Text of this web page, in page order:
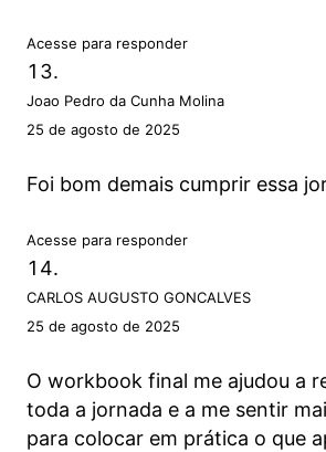
Acesse para responder
Joao Pedro da Cunha Molina
25 de agosto de 2025
Foi bom demais cumprir essa
Acesse para responder
CARLOS AUGUSTO GONCALVES
25 de agosto de 2025
O workbook final me ajudou a
toda a jornada e a me sentir
para colocar em prática o que